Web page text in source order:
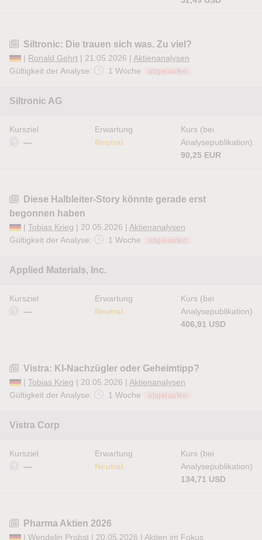
Siltronic: Die trauen sich was. Zu viel?
| Ronald Gehrt | 21.05.2026 | Aktienanalysen
Gültigkeit der Analyse:
1 Woche abgelaufen
Siltronic AG
Kursziel
—
Erwartung
Neutral
Kurs (bei
Analysepublikation)
90,25 EUR
Diese Halbleiter-Story könnte gerade erst
begonnen haben
| Tobias Krieg | 20.05.2026 | Aktienanalysen
Gültigkeit der Analyse:
1 Woche abgelaufen
Applied Materials, Inc.
Kursziel
—
Erwartung
Neutral
Kurs (bei
Analysepublikation)
406,91 USD
Vistra: KI-Nachzügler oder Geheimtipp?
| Tobias Krieg | 20.05.2026 | Aktienanalysen
Gültigkeit der Analyse:
1 Woche abgelaufen
Vistra Corp
Kursziel
—
Erwartung
Neutral
Kurs (bei
Analysepublikation)
134,71 USD
Pharma Aktien 2026
| Wendelin Probst | 20.05.2026 | Aktien im Fokus